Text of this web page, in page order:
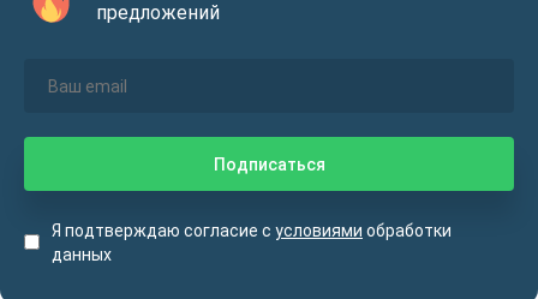
предложений
Я подтверждаю согласие с условиями обработки
данных